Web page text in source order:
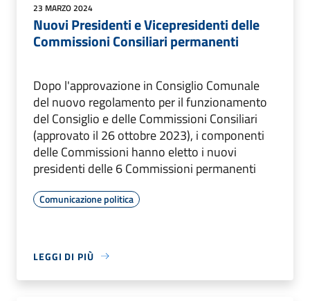
23 MARZO 2024
Nuovi Presidenti e Vicepresidenti delle
Commissioni Consiliari permanenti
Dopo l'approvazione in Consiglio Comunale
del nuovo regolamento per il funzionamento
del Consiglio e delle Commissioni Consiliari
(approvato il 26 ottobre 2023), i componenti
delle Commissioni hanno eletto i nuovi
presidenti delle 6 Commissioni permanenti
Comunicazione politica
LEGGI DI PIÙ